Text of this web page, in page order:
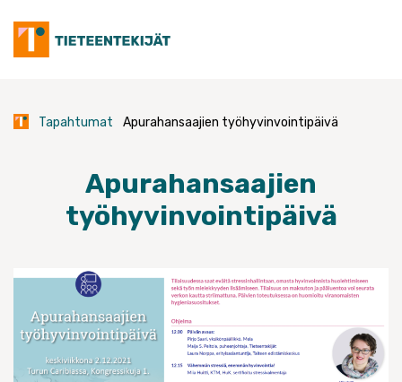
content
Tapahtumat Apurahansaajien työhyvinvointipäivä
Apurahansaajien
työhyvinvointipäivä